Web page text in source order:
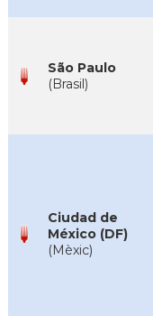
São Paulo
(Brasil)
Ciudad de
México (DF)
(Mèxic)